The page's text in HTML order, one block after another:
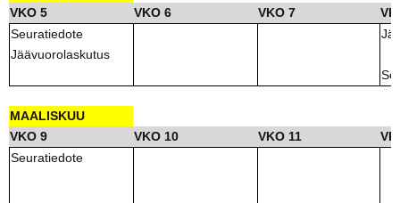
VKO 5
VKO 6 VKO 7
Seuratiedote
Jäävuorolaskutus
MAALISKUU
VKO 9
VKO 10 VKO 11
Seuratiedote